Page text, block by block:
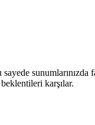
karşılar.